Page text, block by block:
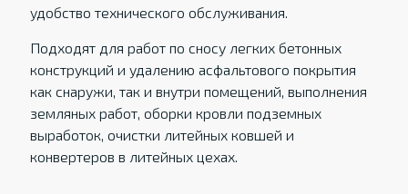
удобство технического обслуживания.
Подходят для работ по сносу легких бетонных
конструкций и удалению асфальтового покрытия
как снаружи, так и внутри помещений, выполнения
земляных работ, оборки кровли подземных
выработок, очистки литейных ковшей и
конвертеров в литейных цехах.